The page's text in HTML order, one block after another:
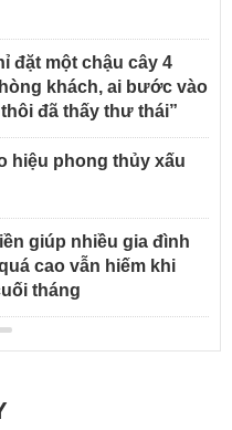
đặt một chậu cây 4
khách, ai bước vào
đã thấy thư thái”
hiệu phong thủy xấu
giúp nhiều gia đình
cao vẫn hiếm khi
tháng